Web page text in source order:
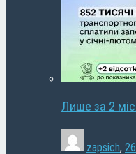
Лише за 2
zapsich,